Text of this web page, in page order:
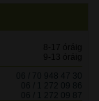
8-17 óráig
9-13 óráig
06 / 70 948 47 30
06 / 1 272 09 86
06 / 1 272 09 87